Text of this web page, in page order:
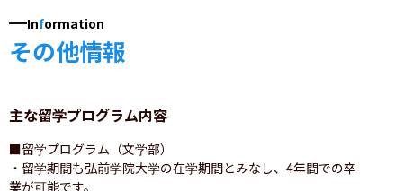
Information
その他情報
主な留学プログラム内容
■留学プログラム（文学部）
・留学期間も弘前学院大学の在学期間とみなし、4年間での卒
業が可能です。